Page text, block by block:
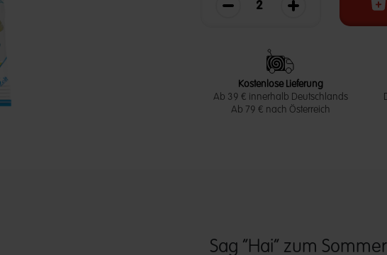
Die Menge verringernDie Menge erhöhen
Kostenlose Lieferung
Ab 39 € innerhalb Deutschlands
Ab 79 € nach Österreich
Sag “Hai” zum